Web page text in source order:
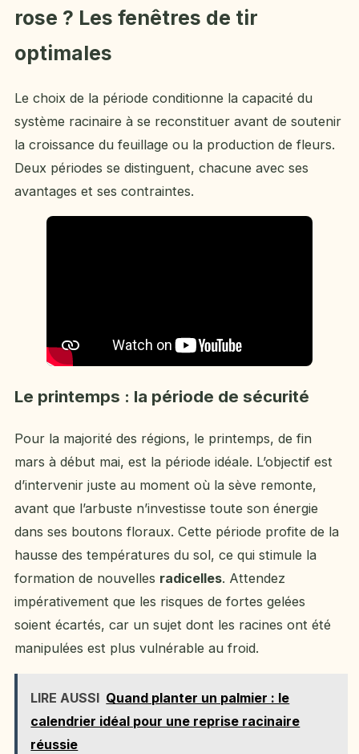
rose ? Les fenêtres de tir
optimales
Le choix de la période conditionne la capacité du
système racinaire à se reconstituer avant de soutenir
la croissance du feuillage ou la production de fleurs.
Deux périodes se distinguent, chacune avec ses
avantages et ses contraintes.
Le printemps : la période de sécurité
Pour la majorité des régions, le printemps, de fin
mars à début mai, est la période idéale. L’objectif est
d’intervenir juste au moment où la sève remonte,
avant que l’arbuste n’investisse toute son énergie
dans ses boutons floraux. Cette période profite de la
hausse des températures du sol, ce qui stimule la
formation de nouvelles radicelles. Attendez
impérativement que les risques de fortes gelées
soient écartés, car un sujet dont les racines ont été
manipulées est plus vulnérable au froid.
LIRE AUSSI Quand planter un palmier : le
calendrier idéal pour une reprise racinaire
réussie